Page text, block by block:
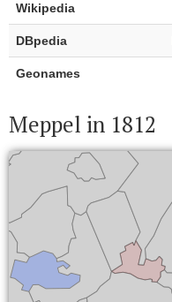
Wikipedia
DBpedia
Geonames
Meppel in 1812